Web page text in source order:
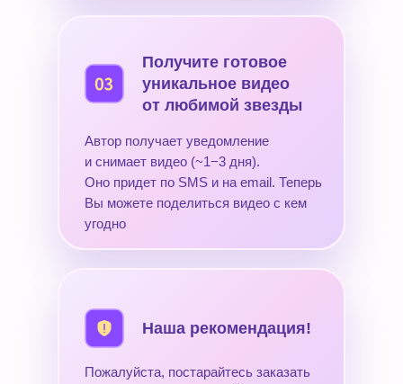
Автор получает уведомление
и снимает видео (~1−3 дня).
Оно придет по SMS и на email. Теперь
Вы можете поделиться видео с кем
угодно
Получите готовое
уникальное видео
от любимой звезды
Пожалуйста, постарайтесь заказать
Наша рекомендация!